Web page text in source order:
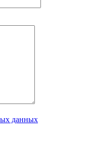
данных